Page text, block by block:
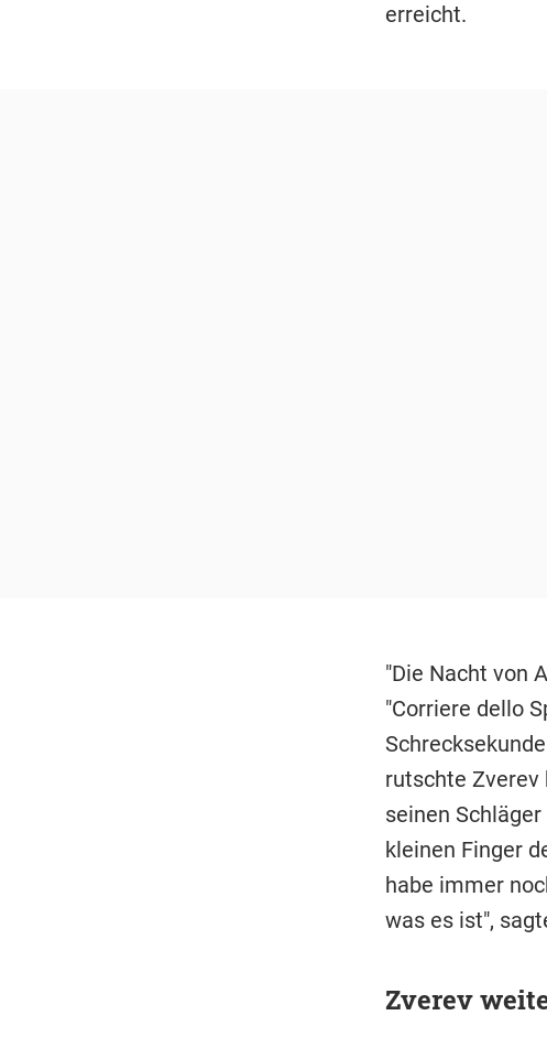
erreicht.
"Die Nacht von
"Corriere dello
rutschte Zverev
seinen
kleinen Finger
habe immer
was es ist",
Zverev